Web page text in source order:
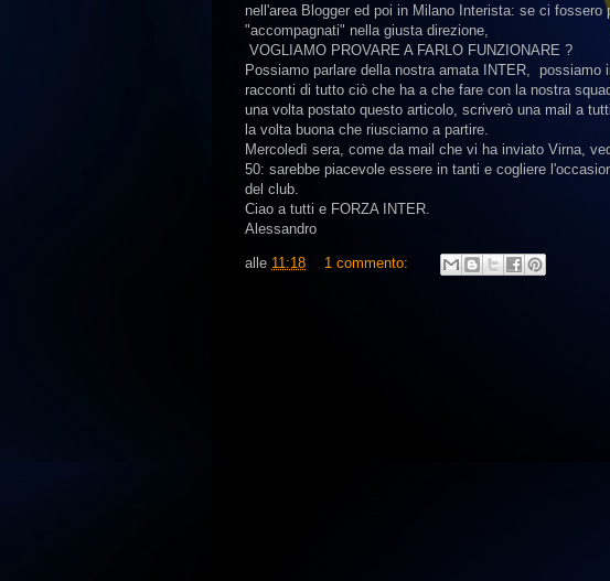
nell'area Blogger ed poi in Milano Interista: se ci
"accompagnati" nella giusta direzione,
VOGLIAMO PROVARE A FARLO FUNZIONARE ?
Possiamo parlare della nostra amata INTER, possiamo
racconti di tutto ciò che ha a che fare con la nostra
una volta postato questo articolo, scriverò una mail a
la volta buona che riusciamo a partire.
Mercoledì sera, come da mail che vi ha inviato Virna,
50: sarebbe piacevole essere in tanti e cogliere
del club.
Ciao a tutti e FORZA INTER.
Alessandro
alle 11:18 1 commento: